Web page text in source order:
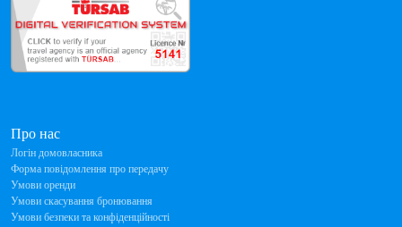
Про нас
Логін домовласника
Форма повідомлення про передачу
Умови оренди
Умови скасування бронювання
Умови безпеки та конфіденційності